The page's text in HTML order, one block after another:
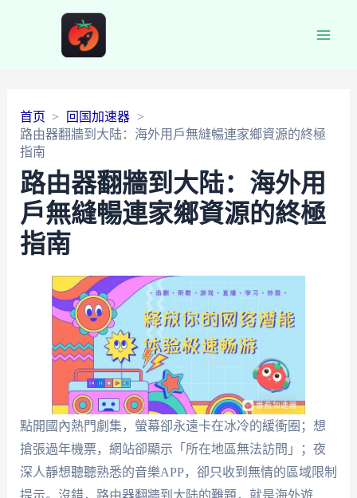
首页
回国加速器
路由器翻牆到大陆：海外用戶無縫暢連家鄉資源的終極
指南
路由器翻牆到大陆：海外用
戶無縫暢連家鄉資源的終極
指南
點開國內熱門劇集，螢幕卻永遠卡在冰冷的緩衝圈；想
搶張過年機票，網站卻顯示「所在地區無法訪問」；夜
深人靜想聽聽熟悉的音樂APP，卻只收到無情的區域限制
提示。沒錯，路由器翻牆到大陆的難題，就是海外遊